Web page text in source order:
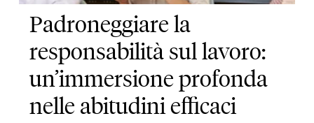
Padroneggiare la
responsabilità sul lavoro:
un’immersione profonda
nelle abitudini efficaci